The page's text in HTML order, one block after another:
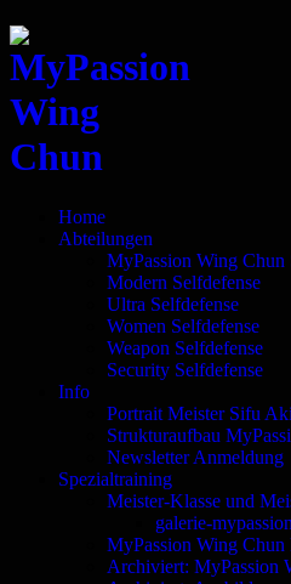
Home
Abteilungen
MyPassion Wing Chun
Modern Selfdefense
Ultra Selfdefense
Women Selfdefense
Weapon Selfdefense
Security Selfdefense
Info
Portrait Meister Sifu
Strukturaufbau
Newsletter Anmeldung
Spezialtraining
Meister-Klasse und
galerie-
MyPassion Wing Chun
Archiviert: MyPassion